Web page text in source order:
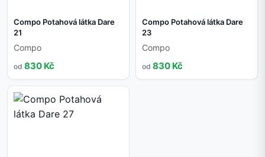
Compo Potahová látka Dare
21
Compo
od 830 Kč
Compo Potahová látka Dare
23
Compo
od 830 Kč